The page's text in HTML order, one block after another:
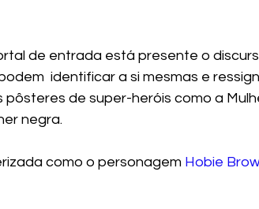
de entrada está presente o
identificar a si mesmas e
de super-heróis como a
negra.
como o personagem Hobie